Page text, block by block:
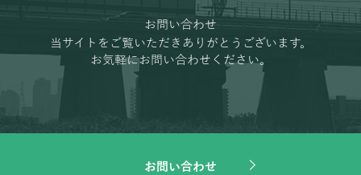
お問い合わせ
当サイトをご覧いただきありがとうございます。
お気軽にお問い合わせください。
お問い合わせ